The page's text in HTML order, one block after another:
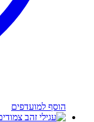
הוסף למועדפים